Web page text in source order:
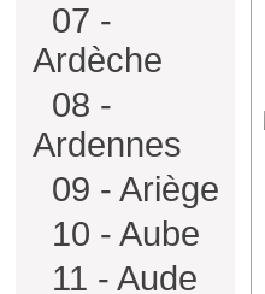
07 -
Ardèche
08 -
Ardennes
09 - Ariège
10 - Aube
11 - Aude